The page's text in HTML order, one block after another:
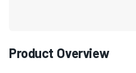
Product Overview